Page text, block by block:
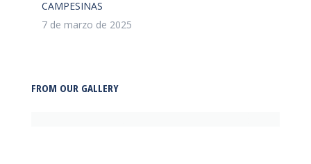
CAMPESINAS
7 de marzo de 2025
FROM OUR GALLERY